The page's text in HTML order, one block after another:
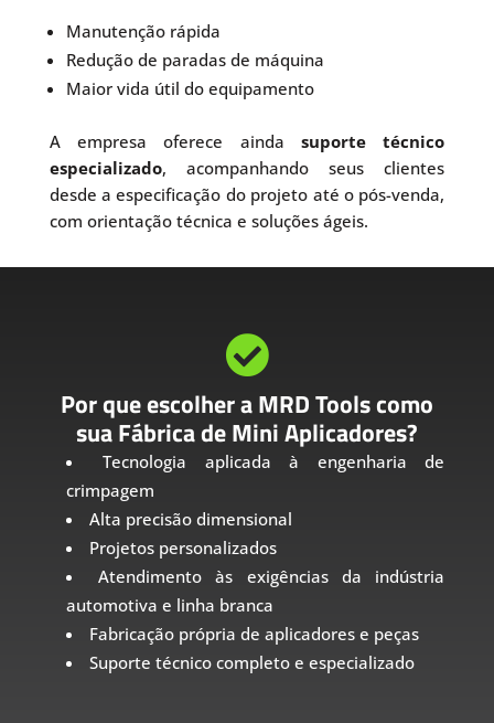
Manutenção rápida
Redução de paradas de máquina
Maior vida útil do equipamento
A empresa oferece ainda suporte técnico
especializado, acompanhando seus clientes
desde a especificação do projeto até o pós-venda,
com orientação técnica e soluções ágeis.

Por que escolher a MRD Tools como
sua Fábrica de Mini Aplicadores?
Tecnologia aplicada à engenharia de
crimpagem
Alta precisão dimensional
Projetos personalizados
Atendimento às exigências da indústria
automotiva e linha branca
Fabricação própria de aplicadores e peças
Suporte técnico completo e especializado